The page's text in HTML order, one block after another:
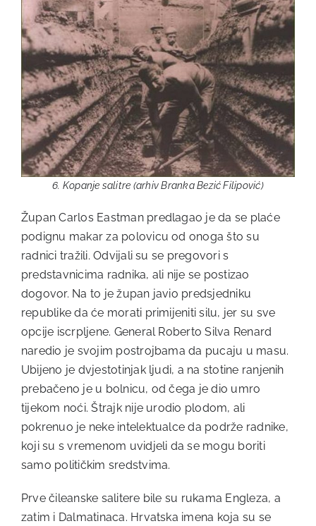
6. Kopanje salitre (arhiv Branka Bezić Filipović)
Župan Carlos Eastman predlagao je da se plaće
podignu makar za polovicu od onoga što su
radnici tražili. Odvijali su se pregovori s
predstavnicima radnika, ali nije se postizao
dogovor. Na to je župan javio predsjedniku
republike da će morati primijeniti silu, jer su sve
opcije iscrpljene. General Roberto Silva Renard
naredio je svojim postrojbama da pucaju u masu.
Ubijeno je dvjestotinjak ljudi, a na stotine ranjenih
prebačeno je u bolnicu, od čega je dio umro
tijekom noći. Štrajk nije urodio plodom, ali
pokrenuo je neke intelektualce da podrže radnike,
koji su s vremenom uvidjeli da se mogu boriti
samo političkim sredstvima.
Prve čileanske salitere bile su rukama Engleza, a
zatim i Dalmatinaca. Hrvatska imena koja su se